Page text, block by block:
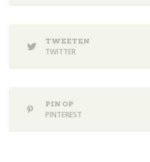
TWEETEN
TWITTER
PIN OP
PINTEREST